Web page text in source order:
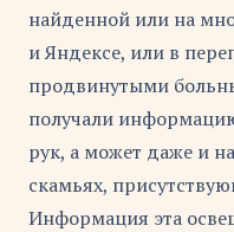
найденной или на
и Яндексе, или в
продвинутыми
получали
рук, а может даже и
скамьях,
Информация эта